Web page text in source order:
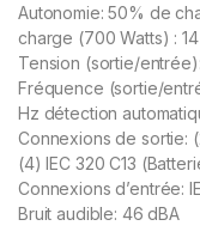
Autonomie: 50% de
charge (700 Watts) :
Tension (sortie/
Fréquence (sortie/
Hz détection
Connexions de sortie:
(4) IEC 320 C13
Connexions d’entrée:
Bruit audible: 46 dBA